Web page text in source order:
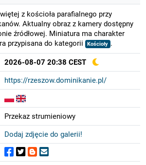
z kościoła parafialnego przy
Aktualny obraz z kamery dostępny
źródłowej. Miniatura ma charakter
przypisana do kategorii
Kościoły .
2026-08-07 20:38 CEST
https://rzeszow.dominikanie.pl/
Przekaz strumieniowy
Dodaj zdjęcie do galerii!